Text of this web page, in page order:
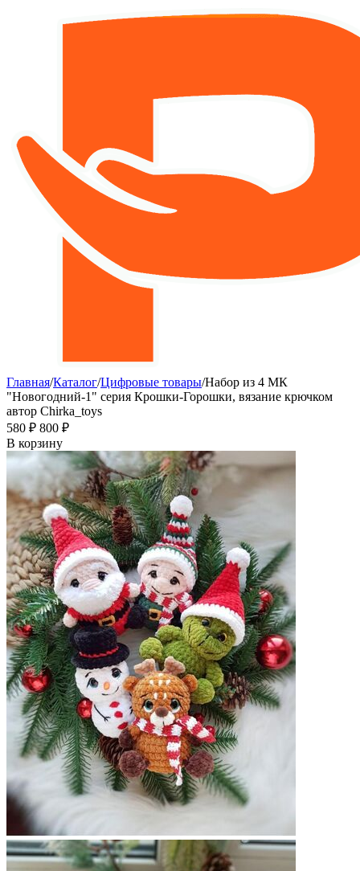
Главная/Каталог/Цифровые товары/Набор из 4 МК
"Новогодний-1" серия Крошки-Горошки, вязание крючком
автор Chirka_toys
‍580‍ ₽ ‍800‍ ₽
В корзину